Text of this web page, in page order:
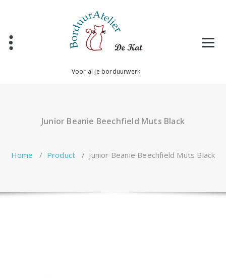
inhoud
Voor al je borduurwerk
Junior Beanie Beechfield Muts Black
Home / Product / Junior Beanie Beechfield Muts Black